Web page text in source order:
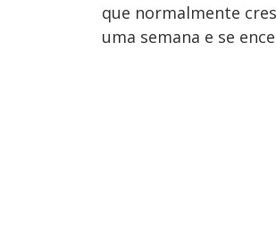
que normalmente
uma semana e se